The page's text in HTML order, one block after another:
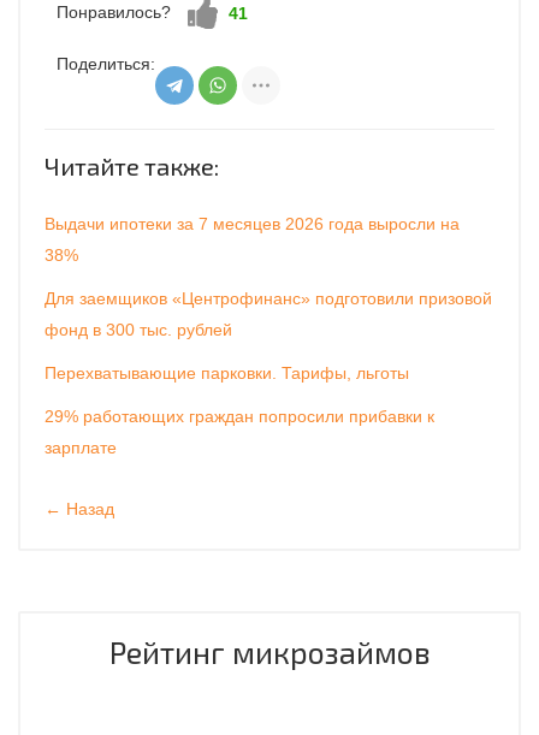
Понравилось? Нравится!
41
Поделиться:
Читайте также:
Выдачи ипотеки за 7 месяцев 2026 года выросли на
38%
Для заемщиков «Центрофинанс» подготовили призовой
фонд в 300 тыс. рублей
Перехватывающие парковки. Тарифы, льготы
29% работающих граждан попросили прибавки к
зарплате
← Назад
Рейтинг микрозаймов